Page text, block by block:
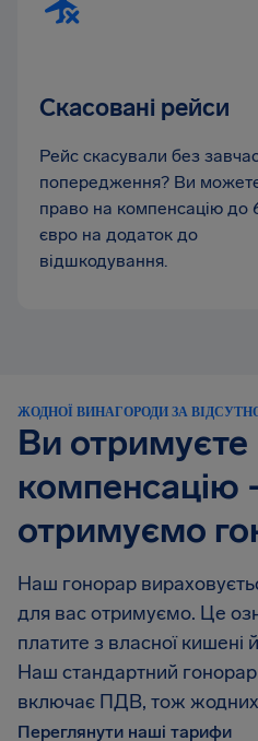
Скасовані рейси
Рейс скасували без
попередження? Ви
право на компенсацію до
євро на додаток до
відшкодування.
ЖОДНОЇ ВИНАГОРОДИ ЗА
Ви отримуєте
отримуємо
Наш гонорар
для вас отримуємо. Це
платите з власної кишені
Наш стандартний гонорар
включає ПДВ, тож жодних
Переглянути наші тарифи